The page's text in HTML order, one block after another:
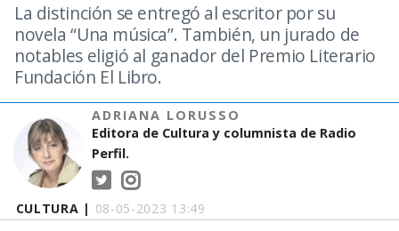
CULTURA | 08-05-2023 13:49
La distinción se entregó al escritor por su
novela “Una música”. También, un jurado de
notables eligió al ganador del Premio Literario
Fundación El Libro.
ADRIANA LORUSSO
Editora de Cultura y columnista de Radio
Perfil.